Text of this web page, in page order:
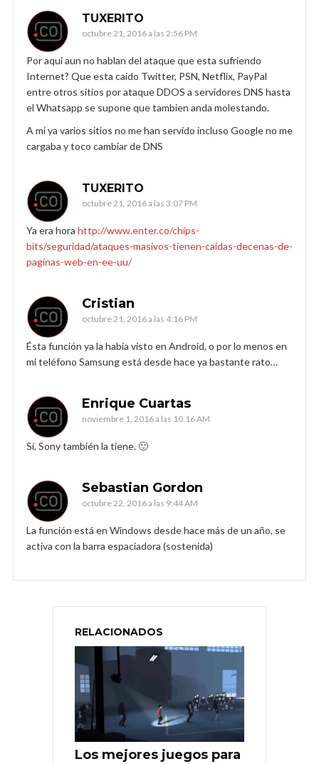
TUXERITO
octubre 21, 2016 a las 2:56 PM
Por aqui aun no hablan del ataque que esta sufriendo
Internet? Que esta caido Twitter, PSN, Netflix, PayPal
entre otros sitios por ataque DDOS a servidores DNS hasta
el Whatsapp se supone que tambien anda molestando.
A mi ya varios sitios no me han servido incluso Google no me
cargaba y toco cambiar de DNS
TUXERITO
octubre 21, 2016 a las 3:07 PM
Ya era hora http://www.enter.co/chips-
bits/seguridad/ataques-masivos-tienen-caidas-decenas-de-
paginas-web-en-ee-uu/
Cristian
octubre 21, 2016 a las 4:16 PM
Ésta función ya la había visto en Android, o por lo menos en
mi teléfono Samsung está desde hace ya bastante rato…
Enrique Cuartas
noviembre 1, 2016 a las 10:16 AM
Sí, Sony también la tiene. 🙂
Sebastian Gordon
octubre 22, 2016 a las 9:44 AM
La función está en Windows desde hace más de un año, se
activa con la barra espaciadora (sostenida)
RELACIONADOS
Los mejores juegos para